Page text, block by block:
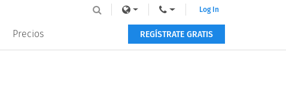
Precios
Log In
REGÍSTRATE GRATIS